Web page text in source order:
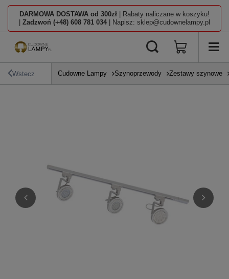
DARMOWA DOSTAWA od 300zł | Rabaty naliczane w koszyku!
Zadzwoń (+48) 608 781 034 | Napisz: sklep@cudownelampy.pl
Wstecz Cudowne Lampy Szynoprzewody Zestawy szynowe